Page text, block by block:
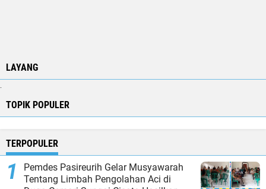
LAYANG
.
TOPIK POPULER
TERPOPULER
Pemdes Pasireurih Gelar Musyawarah
Tentang Limbah Pengolahan Aci di